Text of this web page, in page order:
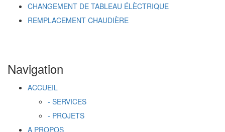
CHANGEMENT DE TABLEAU ÉLÈCTRIQUE
REMPLACEMENT CHAUDIÈRE
Navigation
ACCUEIL
- SERVICES
- PROJETS
A PROPOS